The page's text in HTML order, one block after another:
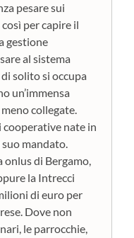
pesare sui
per capire il
gestione
al sistema
solito si occupa
un’immensa
collegate.
cooperative nate in
mandato.
onlus di Bergamo,
la Intrecci
di euro per
Dove non
le parrocchie,